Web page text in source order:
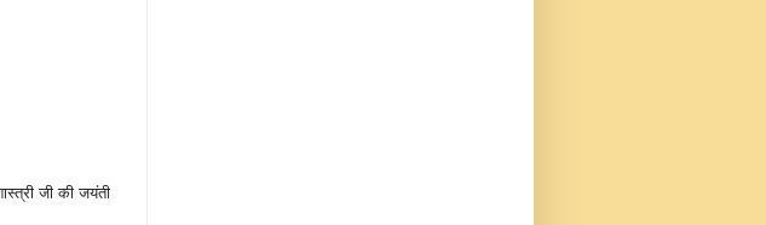
जी की जयंती